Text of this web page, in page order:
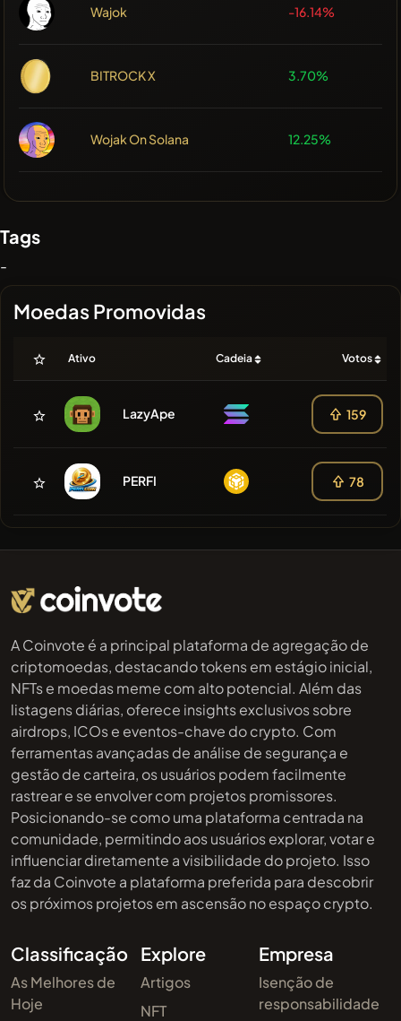
Wajok -16.14%
BITROCK X 3.70%
Wojak On Solana 12.25%
Tags
-
Moedas Promovidas
Ativo Cadeia Votos
LazyApe 159
PERFI 78
A Coinvote é a principal plataforma de agregação de
criptomoedas, destacando tokens em estágio inicial,
NFTs e moedas meme com alto potencial. Além das
listagens diárias, oferece insights exclusivos sobre
airdrops, ICOs e eventos-chave do crypto. Com
ferramentas avançadas de análise de segurança e
gestão de carteira, os usuários podem facilmente
rastrear e se envolver com projetos promissores.
Posicionando-se como uma plataforma centrada na
comunidade, permitindo aos usuários explorar, votar e
influenciar diretamente a visibilidade do projeto. Isso
faz da Coinvote a plataforma preferida para descobrir
os próximos projetos em ascensão no espaço crypto.
Classificação
As Melhores de
Hoje
Explore
Artigos
NFT
Empresa
Isenção de
responsabilidade